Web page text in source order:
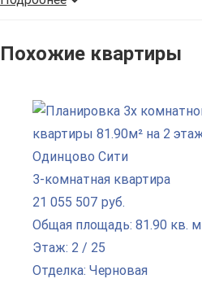
Похожие квартиры
3-комнатная квартира
21 055 507 руб.
Общая площадь: 81.90 кв. м
Этаж: 2 / 25
Отделка: Черновая